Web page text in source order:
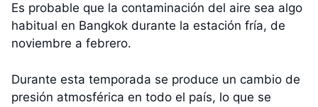
Es probable que la contaminación del aire sea algo
habitual en Bangkok durante la estación fría, de
noviembre a febrero.
Durante esta temporada se produce un cambio de
presión atmosférica en todo el país, lo que se